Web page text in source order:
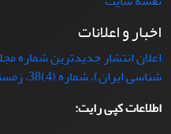
اخبار و اعلانات
اعلان انتشار جدیدترین شماره
شناسی ایران)، شماره (4)38، زمستان1404
اطلاعات کپی رایت: